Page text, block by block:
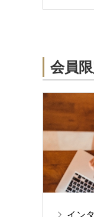
会員
イン